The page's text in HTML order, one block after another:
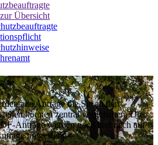
Übersicht
alle Anträge die Sie an den
können zentral vorgehalten. Die
Anträge werden nach und nach auf
umgestellt.